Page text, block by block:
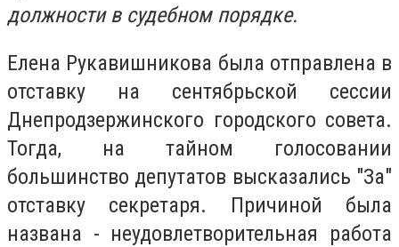
должности в судебном порядке.
Елена Рукавишникова была отправлена в
отставку на сентябрьской сессии
Днепродзержинского городского совета.
Тогда, на тайном голосовании
большинство депутатов высказались "За"
отставку секретаря. Причиной была
названа - неудовлетворительная работа